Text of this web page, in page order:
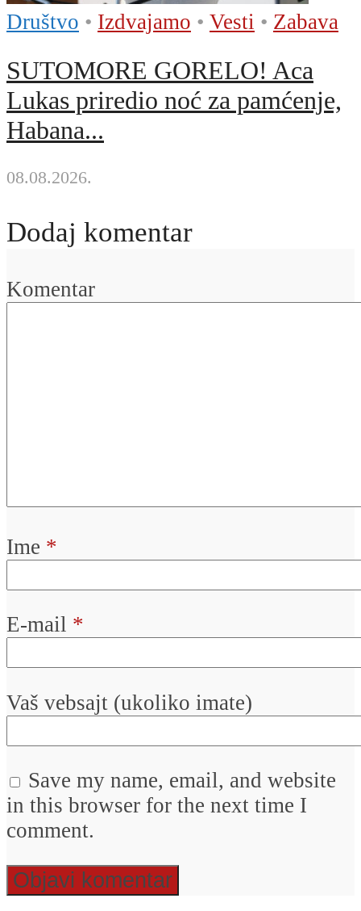
Društvo • Izdvajamo • Vesti • Zabava
SUTOMORE GORELO! Aca
Lukas priredio noć za pamćenje,
Habana...
08.08.2026.
Dodaj komentar
Komentar
Ime *
E-mail *
Vaš vebsajt (ukoliko imate)
Save my name, email, and website
in this browser for the next time I
comment.